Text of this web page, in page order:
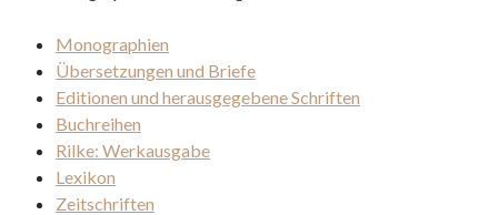
Monographien
Übersetzungen und Briefe
Editionen und herausgegebene Schriften
Buchreihen
Rilke: Werkausgabe
Lexikon
Zeitschriften